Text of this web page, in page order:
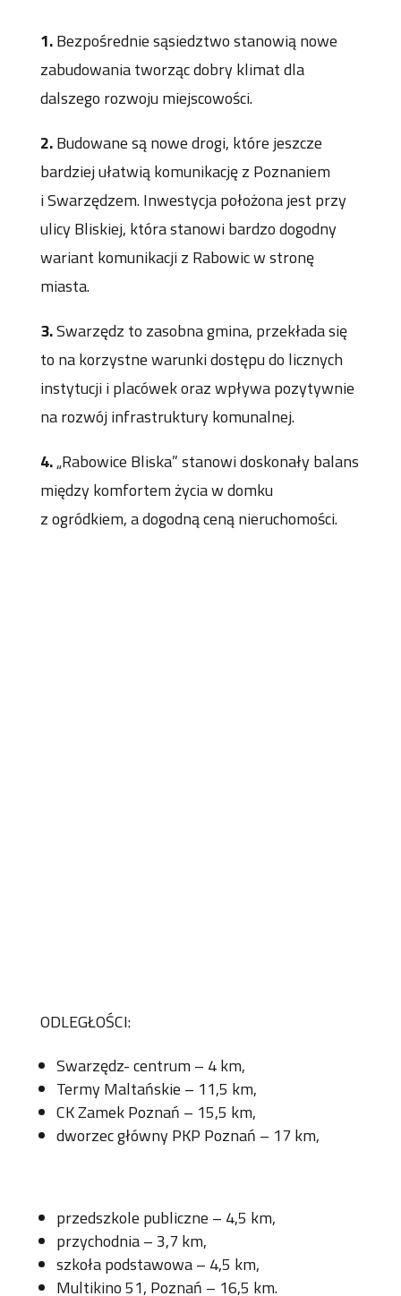
1.Bezpośrednie sąsiedztwo stanowią nowe
zabudowania tworząc dobry klimat dla
dalszego rozwoju miejscowości.
2.Budowane są nowe drogi, które jeszcze
bardziej ułatwią komunikację z Poznaniem
i Swarzędzem. Inwestycja położona jest przy
ulicy Bliskiej, która stanowi bardzo dogodny
wariant komunikacji z Rabowic w stronę
miasta.
3.Swarzędz to zasobna gmina, przekłada się
to na korzystne warunki dostępu do licznych
instytucji i placówek oraz wpływa pozytywnie
na rozwój infrastruktury komunalnej.
4.„Rabowice Bliska” stanowi doskonały balans
między komfortem życia w domku
z ogródkiem, a dogodną ceną nieruchomości.
ODLEGŁOŚCI:
Swarzędz- centrum – 4 km,
Termy Maltańskie – 11,5 km,
CK Zamek Poznań – 15,5 km,
dworzec główny PKP Poznań – 17 km,
przedszkole publiczne – 4,5 km,
przychodnia – 3,7 km,
szkoła podstawowa – 4,5 km,
Multikino 51, Poznań – 16,5 km.